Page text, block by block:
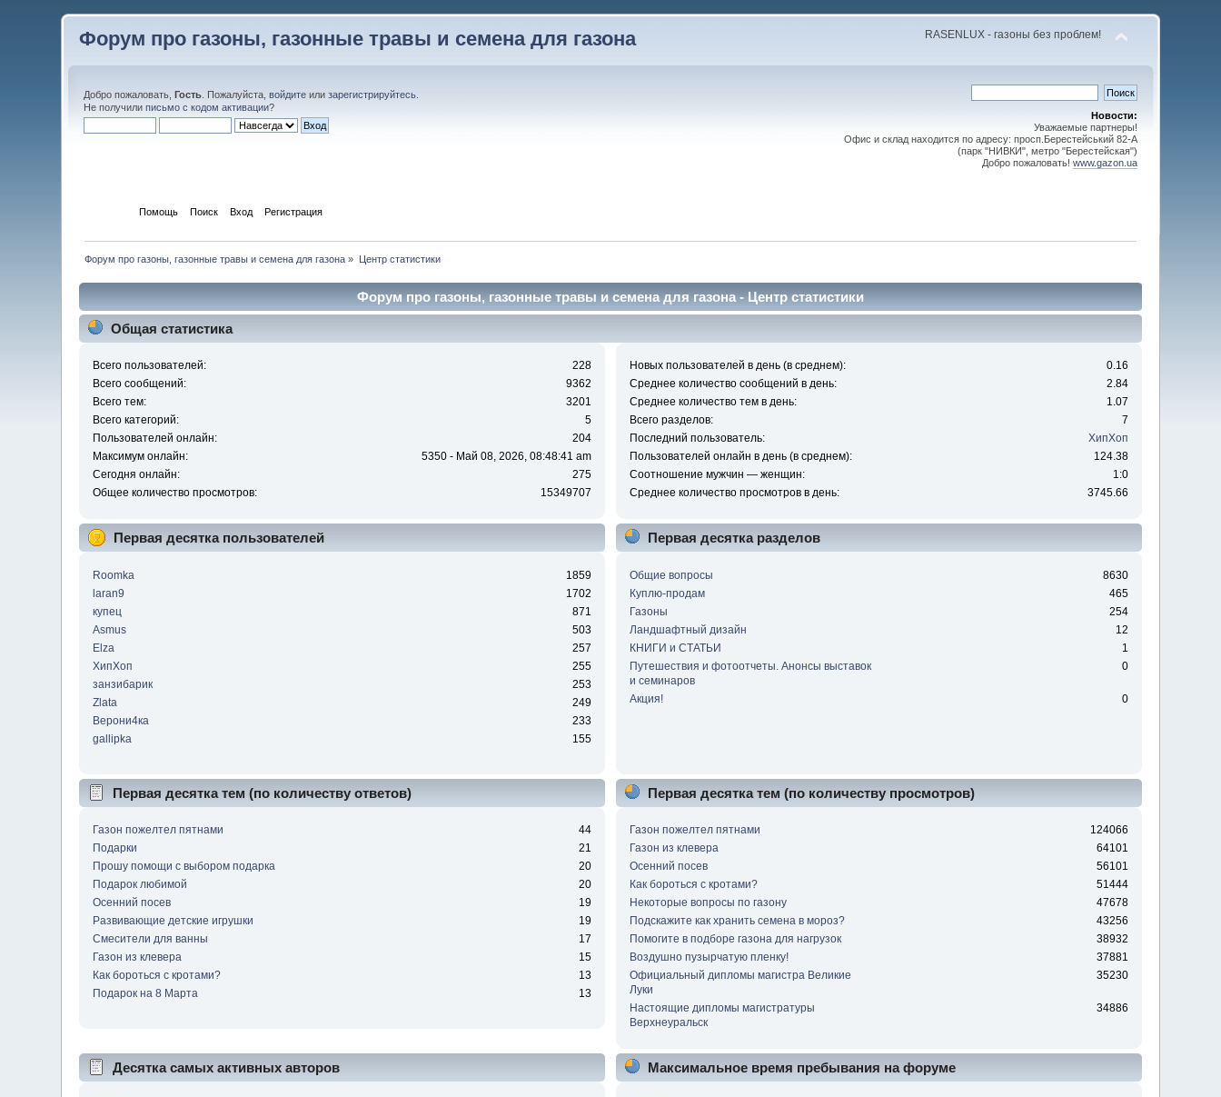
Форум про газоны, газонные травы и семена для газона RASENLUX - газоны без проблем!
Добро пожаловать,Гость . Пожалуйста,войдите илизарегистрируйтесь
Не получилиписьмо с кодом активации?
Новости:
Уважаемые партнеры!
Офис и склад находится по адресу: просп.Берестейський 82-А
(парк "НИВКИ", метро "Берестейская")
Добро пожаловать! www.gazon.ua
Помощь Поиск Вход Регистрация
Форум про газоны, газонные травы и семена для газона » Центр статистики
Форум про газоны, газонные травы и семена для газона - Центр статистики
Общая статистика
Всего пользователей:
228
Всего сообщений:
9362
Всего тем:
3201
Всего категорий:
5
Пользователей онлайн:
204
Максимум онлайн:
5350 - Май 08, 2026, 08:48:41 am
Сегодня онлайн:
275
Общее количество просмотров:
15349707
Новых пользователей в день (в среднем):
0.16
Среднее количество сообщений в день:
2.84
Среднее количество тем в день:
1.07
Всего разделов:
7
Последний пользователь:
ХипХоп
Пользователей онлайн в день (в среднем):
124.38
Соотношение мужчин — женщин:
1:0
Среднее количество просмотров в день:
3745.66
Первая десятка пользователей
Roomka
1859
laran9
1702
купец
871
Asmus
503
Elza
257
ХипХоп
255
занзибарик
253
Zlata
249
Верони4ка
233
gallipka
155
Первая десятка разделов
Общие вопросы
8630
Куплю-продам
465
Газоны
254
Ландшафтный дизайн
12
КНИГИ и СТАТЬИ
1
Путешествия и фотоотчеты. Анонсы выставок
и семинаров
0
Акция! 0
Первая десятка тем (по количеству ответов)
Газон пожелтел пятнами
44
Подарки
21
Прошу помощи с выбором подарка
20
Подарок любимой
20
Осенний посев
19
Развивающие детские игрушки
19
Смесители для ванны
17
Газон из клевера
15
Как бороться с кротами?
13
Подарок на 8 Марта
13
Первая десятка тем (по количеству просмотров)
Газон пожелтел пятнами
124066
Газон из клевера
64101
Осенний посев
56101
Как бороться с кротами?
51444
Некоторые вопросы по газону
47678
Подскажите как хранить семена в мороз?
43256
Помогите в подборе газона для нагрузок
38932
Воздушно пузырчатую пленку!
37881
Официальный дипломы магистра Великие
Луки
35230
Настоящие дипломы магистратуры
Верхнеуральск
34886
Десятка самых активных авторов Максимальное время пребывания на форуме